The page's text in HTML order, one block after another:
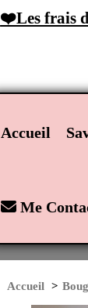
❤️Les frais
Accueil
Me
Accueil